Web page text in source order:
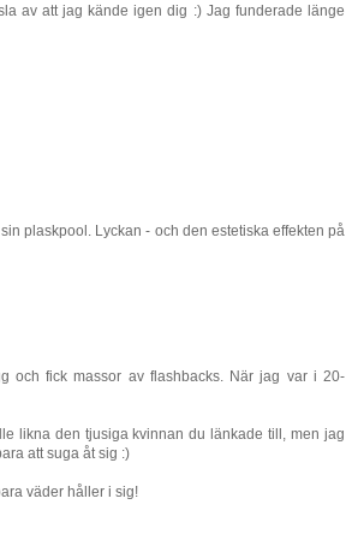
av att jag kände igen dig :) Jag funderade länge
plaskpool. Lyckan - och den estetiska effekten på
och fick massor av flashbacks. När jag var i 20-
likna den tjusiga kvinnan du länkade till, men jag
att suga åt sig :)
väder håller i sig!